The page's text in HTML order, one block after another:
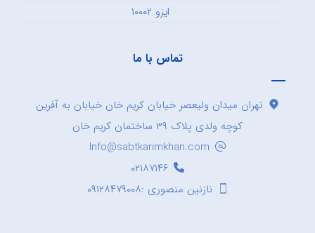
ایزو ۱۰۰۰۲
تماس با ما
تهران میدان ولیعصر خیابان کریم خان خیابان به آفرین
کوچه ولدی پلاک ۳۹ ساختمان کریم خان
Info@sabtkarimkhan.com
۰۲۱۸۷۱۴۶
نازنین منصوری :۰۹۱۲۸۴۷۹۰۰۸